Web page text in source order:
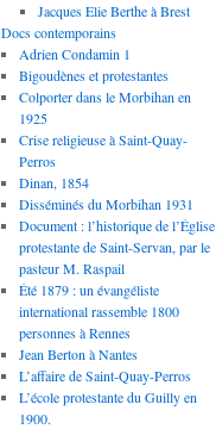
Jacques Elie Berthe à Brest
Docs contemporains
Adrien Condamin 1
Bigoudènes et protestantes
Colporter dans le Morbihan en
1925
Crise religieuse à Saint-Quay-
Perros
Dinan, 1854
Disséminés du Morbihan 1931
Document : l’historique de l’Église
protestante de Saint-Servan, par le
pasteur M. Raspail
Été 1879 : un évangéliste
international rassemble 1800
personnes à Rennes
Jean Berton à Nantes
L’affaire de Saint-Quay-Perros
L’école protestante du Guilly en
1900.